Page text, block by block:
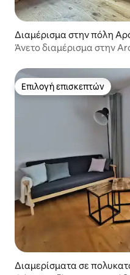
Διαμέρισμα στην πόλη
Άνετο διαμέρισμα στην
Επιλογή επισκεπτών
Επιλογή επισκεπτών
Διαμερίσματα σε